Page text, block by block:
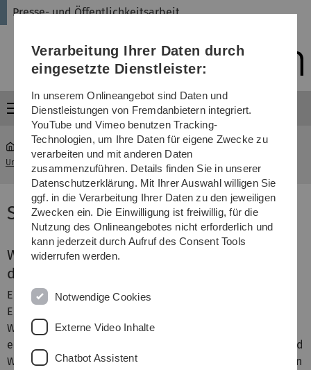
Direkt
Direkt
Direkt
(Sprache,
Drucken,
Media)
Direkt
Direkt
Presse- und Öffentlichkeitsarbeit
Menü
Universität
Schwerpunkt Batterieforschung
Was uns in Zukunft antreibt: Energie für
die Mobilität von morgen
Energiespeicher jenseits von Lithium sind das
Entwicklungsziel der Ulmer Forscher. In der
Wissenschaftsstadt Ulm ist eine einmalige Infrastruktur
entstanden: Zusammen forschen Wissenschaftlerinnen und
Wissenschaftler verschiedener Institute und Einrichtungen
Verarbeitung Ihrer Daten durch
eingesetzte Dienstleister:
In unserem Onlineangebot sind Daten und
Dienstleistungen von Fremdanbietern integriert.
YouTube und Vimeo benutzen Tracking-
Technologien, um Ihre Daten für eigene Zwecke zu
verarbeiten und mit anderen Daten
zusammenzuführen. Details finden Sie in unserer
Datenschutzerklärung. Mit Ihrer Auswahl willigen Sie
ggf. in die Verarbeitung Ihrer Daten zu den jeweiligen
Zwecken ein. Die Einwilligung ist freiwillig, für die
Nutzung des Onlineangebotes nicht erforderlich und
kann jederzeit durch Aufruf des Consent Tools
widerrufen werden.
Notwendige Cookies
Externe Video Inhalte
Chatbot Assistent